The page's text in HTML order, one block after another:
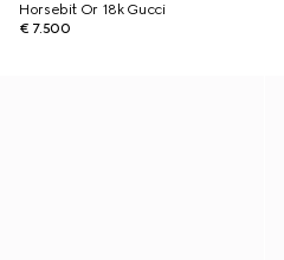
Horsebit Or 18k Gucci
€ 7.500